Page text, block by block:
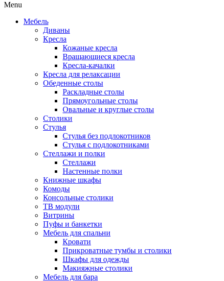
Menu
Мебель
Диваны
Кресла
Кожаные кресла
Вращающиеся кресла
Кресла-качалки
Кресла для релаксации
Обеденные столы
Раскладные столы
Прямоугольные столы
Овальные и круглые столы
Столики
Стулья
Стулья без подлокотников
Стулья с подлокотниками
Стеллажи и полки
Стеллажи
Настенные полки
Книжные шкафы
Комоды
Консольные столики
ТВ модули
Витрины
Пуфы и банкетки
Мебель для спальни
Кровати
Прикроватные тумбы и столики
Шкафы для одежды
Макияжные столики
Мебель для бара